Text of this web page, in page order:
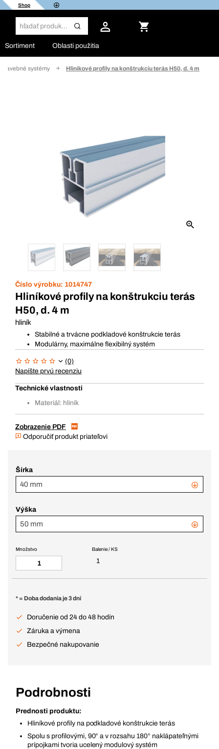
Shop
Sortiment Oblasti použitia
systémy Hliníkové profily na konštrukciu terás H50, d. 4 m
Číslo výrobku: 1014747
Hliníkové profily na konštrukciu terás
H50, d. 4 m
hliník
Stabilné a trvácne podkladové konštrukcie terás
Modulárny, maximálne flexibilný systém
(0)
Napíšte prvú recenziu
Technické vlastnosti
Materiál: hliník
Zobrazenie PDF
Odporučiť produkt priateľovi
Šírka
40 mm
Výška
50 mm
Balenie / KS
1
Množstvo
* = Doba dodania je 3 dní
Doručenie od 24 do 48 hodín
Záruka a výmena
Bezpečné nakupovanie
Podrobnosti
Prednosti produktu:
Hliníkové profily na podkladové konštrukcie terás
Spolu s profilovými, 90° a v rozsahu 180° naklápateľnými
prípojkami tvoria ucelený modulový systém